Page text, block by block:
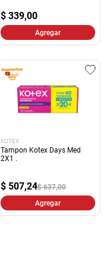
$ 339,00
Agregar
KOTEX
Tampon Kotex Days Med
2X1 .
$ 507,24$ 637,00
Agregar